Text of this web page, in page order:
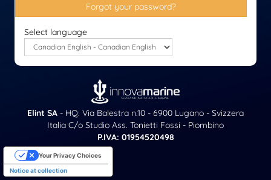
Forgot your password?
Select language
Elint SA - HQ: Via Balestra n.10 - 6900 Lugano - Svizzera
Italia C/o Studio Ass. Tonietti Fossi - Piombino
P.IVA: 01954520498
Notice at collection
Your Privacy Choices